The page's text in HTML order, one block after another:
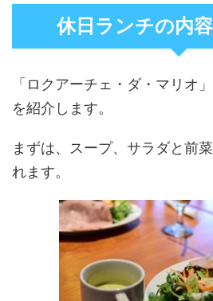
休日ランチの内
「ロクアーチェ・ダ・マリオ
を紹介します。
まずは、スープ、サラダと前
れます。